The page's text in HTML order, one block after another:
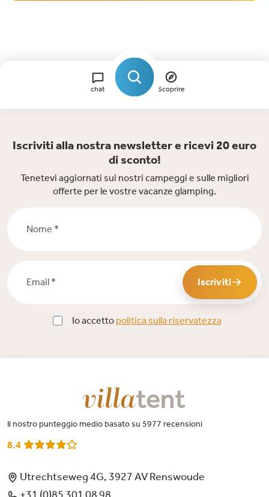
chat Scoprire
Iscriviti alla nostra newsletter e ricevi 20 euro
di sconto!
Tenetevi aggiornati sui nostri campeggi e sulle migliori
offerte per le vostre vacanze glamping.
Iscriviti
Io accetto politica sulla riservatezza
Il nostro punteggio medio basato su 5977 recensioni
8.4
Utrechtseweg 4G, 3927 AV Renswoude